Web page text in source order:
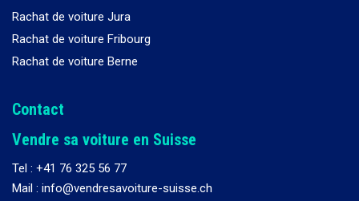
Rachat de voiture Jura
Rachat de voiture Fribourg
Rachat de voiture Berne
Contact
Vendre sa voiture en Suisse
Tel : +41 76 325 56 77
Mail : info@vendresavoiture-suisse.ch